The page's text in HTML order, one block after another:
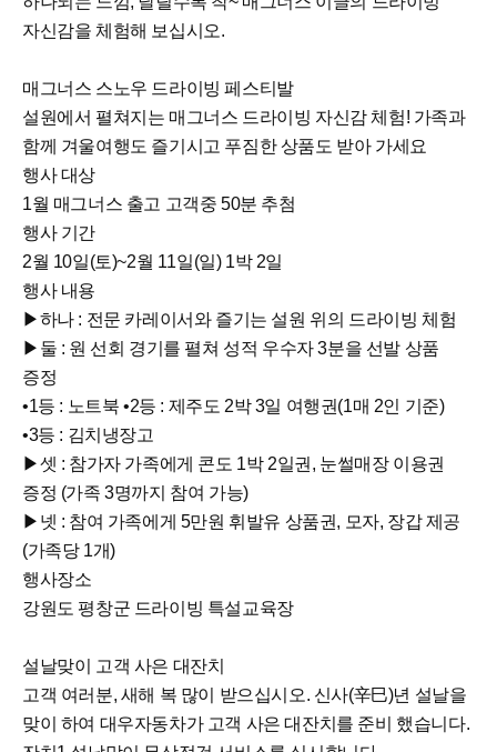
자신감을 체험해 보십시오.
매그너스 스노우 드라이빙 페스티발
설원에서 펼쳐지는 매그너스 드라이빙 자신감 체험! 가족과
함께 겨울여행도 즐기시고 푸짐한 상품도 받아 가세요
행사 대상
1월 매그너스 출고 고객중 50분 추첨
행사 기간
2월 10일(토)~2월 11일(일) 1박 2일
행사 내용
▶하나 : 전문 카레이서와 즐기는 설원 위의 드라이빙 체험
▶둘 : 원 선회 경기를 펼쳐 성적 우수자 3분을 선발 상품
증정
•1등 : 노트북 •2등 : 제주도 2박 3일 여행권(1매 2인 기준)
•3등 : 김치냉장고
▶셋 : 참가자 가족에게 콘도 1박 2일권, 눈썰매장 이용권
증정 (가족 3명까지 참여 가능)
▶넷 : 참여 가족에게 5만원 휘발유 상품권, 모자, 장갑 제공
(가족당 1개)
행사장소
강원도 평창군 드라이빙 특설교육장
설날맞이 고객 사은 대잔치
고객 여러분, 새해 복 많이 받으십시오. 신사(辛巳)년 설날을
맞이 하여 대우자동차가 고객 사은 대잔치를 준비 했습니다.